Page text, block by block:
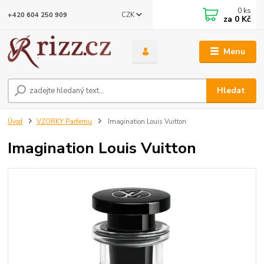
Menu
CZK
Hledat
+420 604 250 909 0 ks
za 0 Kč
Úvod VZORKY Parfemu Imagination Louis Vuitton
Imagination Louis Vuitton